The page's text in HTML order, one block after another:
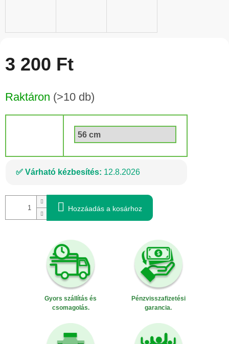
3 200 Ft
Raktáron (>10 db)
Várható kézbesítés: 12.8.2026
Hozzáadás a kosárhoz
Gyors szállítás és
csomagolás.
Pénzvisszafizetési
garancia.